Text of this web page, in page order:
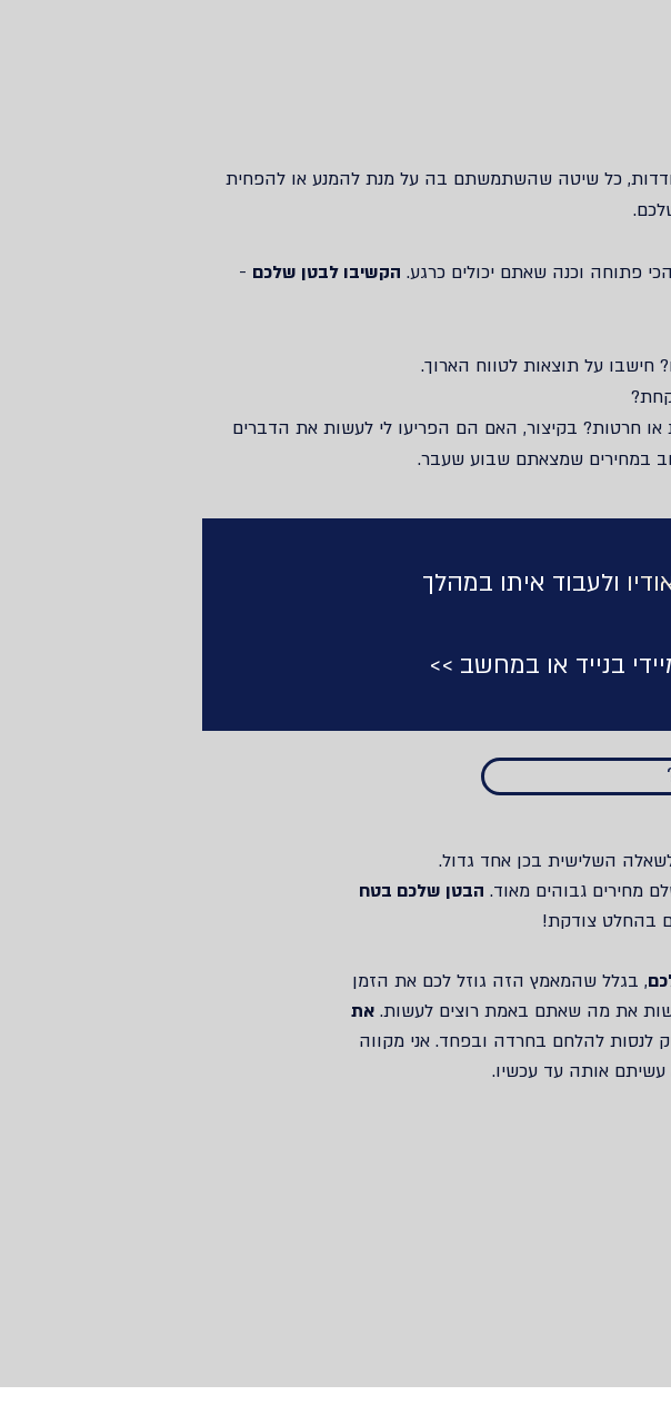
כל שיטה שהשתמשתם בה על מנת להמנע או להפחית
פתוחה וכנה שאתם יכולים כרגע‫.‬ הקשיבו לבטן שלכם ‫-‬
חישבו על תוצאות לטווח הארוך.
או חרטות‫?‬ בקיצור‫,‬ האם הם הפריעו לי לעשות את הדברים
במחירים שמצאתם שבוע שעבר‫.‬
ולעבוד איתו במהלך
בנייד או במחשב >>
השלישית בכן אחד גדול‫.‬
מחירים גבוהים מאוד‫.‬ הבטן שלכם בטח
בהחלט צודקת‫!‬
‫,‬ בגלל שהמאמץ הזה גוזל לכם את הזמן
את מה שאתם באמת רוצים לעשות‫.‬ את
לנסות להלחם בחרדה ובפחד‫.‬ אני מקווה
אותה עד עכשיו‫.‬